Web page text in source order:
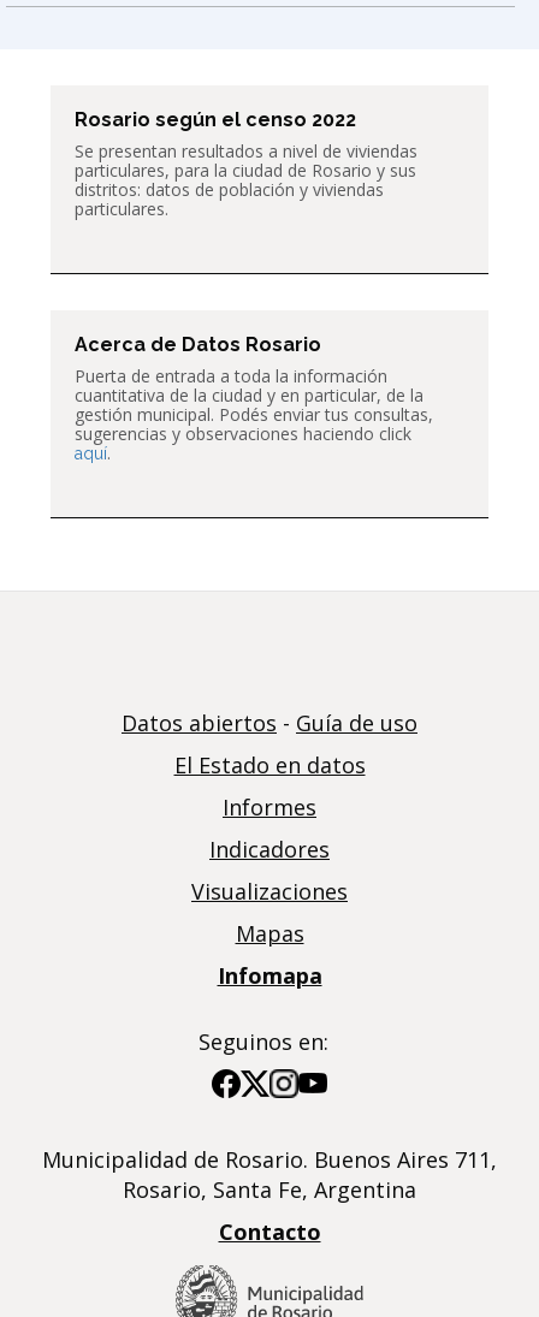
Rosario según el censo 2022
Se presentan resultados a nivel de viviendas
particulares, para la ciudad de Rosario y sus
distritos: datos de población y viviendas
particulares.
Acerca de Datos Rosario
Puerta de entrada a toda la información
cuantitativa de la ciudad y en particular, de la
gestión municipal. Podés enviar tus consultas,
sugerencias y observaciones haciendo click
aquí.
Datos abiertos - Guía de uso
El Estado en datos
Informes
Indicadores
Visualizaciones
Mapas
Infomapa
Seguinos en:
Imagen
Imagen
Imagen
Imagen
Municipalidad de Rosario. Buenos Aires 711,
Rosario, Santa Fe, Argentina
Contacto